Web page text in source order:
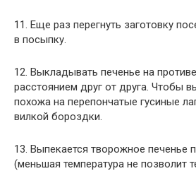
11. Еще раз перегнуть заготовку
в посыпку.
12. Выкладывать печенье на
расстоянием друг от друга. Чтобы
похожа на перепончатые гусиные
вилкой бороздки.
13. Выпекается творожное печенье
(меньшая температура не позволит